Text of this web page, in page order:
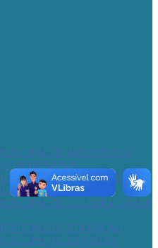
DE ASSISTÊNCIA
HUMANOS
DE ADMINISTRAÇÃO
DE CULTURA, LAZER
DE EDUCAÇÃO
DE ESPORTES,